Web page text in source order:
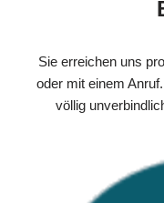
Sie erreichen uns
oder mit einem
völlig